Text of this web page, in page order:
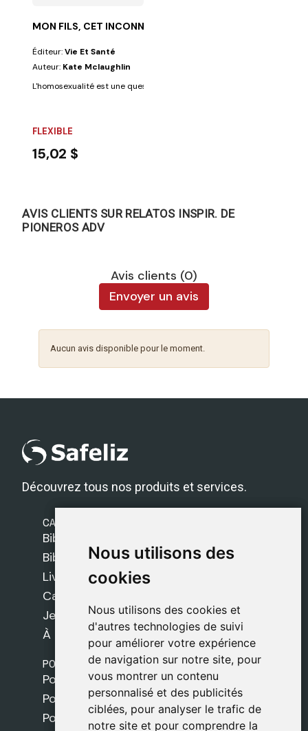
Nous utilisons des
cookies
Nous utilisons des cookies et
d'autres technologies de suivi
pour améliorer votre expérience
de navigation sur notre site, pour
vous montrer un contenu
personnalisé et des publicités
ciblées, pour analyser le trafic de
notre site et pour comprendre la
Nous utilisons des
cookies
Nous utilisons des cookies et
d'autres technologies de suivi
pour améliorer votre expérience
de navigation sur notre site, pour
vous montrer un contenu
personnalisé et des publicités
ciblées, pour analyser le trafic de
notre site et pour comprendre la
MON FILS, CET INCONNU QUE J'AIME
Éditeur:Vie Et Santé
Auteur: Kate Mclaughlin
L'homosexualité est une question que certains trouvent plus facile de
FLEXIBLE
15,02 $
AVIS CLIENTS SUR RELATOS INSPIR. DE
PIONEROS ADV
Avis clients (0)
Envoyer un avis
Aucun avis disponible pour le moment.
Découvrez tous nos produits et services.
CATÉGORIES
Bibles Safeliz
Bibles
Livres
Cadeaux
Jeux
À propos de nous
POLITIQUES
Politique de livraison
Politique de cookies
Politique de confidentialité